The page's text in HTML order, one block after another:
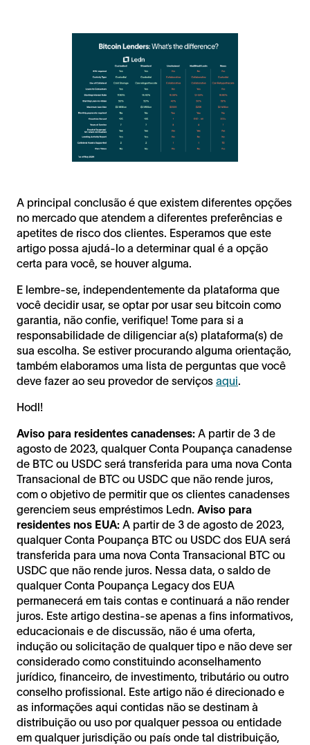
A principal conclusão é que existem diferentes opções
no mercado que atendem a diferentes preferências e
apetites de risco dos clientes. Esperamos que este
artigo possa ajudá-lo a determinar qual é a opção
certa para você, se houver alguma.
E lembre-se, independentemente da plataforma que
você decidir usar, se optar por usar seu bitcoin como
garantia, não confie, verifique! Tome para si a
responsabilidade de diligenciar a(s) plataforma(s) de
sua escolha. Se estiver procurando alguma orientação,
também elaboramos uma lista de perguntas que você
deve fazer ao seu provedor de serviços aqui
Hodl!
Aviso para residentes canadenses: A partir de 3 de
agosto de 2023, qualquer Conta Poupança canadense
de BTC ou USDC será transferida para uma nova Conta
Transacional de BTC ou USDC que não rende juros,
com o objetivo de permitir que os clientes canadenses
gerenciem seus empréstimos Ledn. Aviso para
residentes nos EUA: A partir de 3 de agosto de 2023,
qualquer Conta Poupança BTC ou USDC dos EUA será
transferida para uma nova Conta Transacional BTC ou
USDC que não rende juros. Nessa data, o saldo de
qualquer Conta Poupança Legacy dos EUA
permanecerá em tais contas e continuará a não render
juros. Este artigo destina-se apenas a fins informativos,
educacionais e de discussão, não é uma oferta,
indução ou solicitação de qualquer tipo e não deve ser
considerado como constituindo aconselhamento
jurídico, financeiro, de investimento, tributário ou outro
conselho profissional. Este artigo não é direcionado e
as informações aqui contidas não se destinam à
distribuição ou uso por qualquer pessoa ou entidade
em qualquer jurisdição ou país onde tal distribuição,